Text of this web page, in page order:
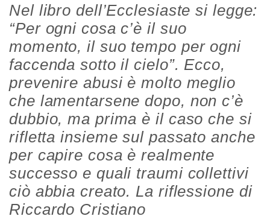
Nel libro dell’Ecclesiaste si legge:
“Per ogni cosa c’è il suo
momento, il suo tempo per ogni
faccenda sotto il cielo”. Ecco,
prevenire abusi è molto meglio
che lamentarsene dopo, non c’è
dubbio, ma prima è il caso che si
rifletta insieme sul passato anche
per capire cosa è realmente
successo e quali traumi collettivi
ciò abbia creato. La riflessione di
Riccardo Cristiano